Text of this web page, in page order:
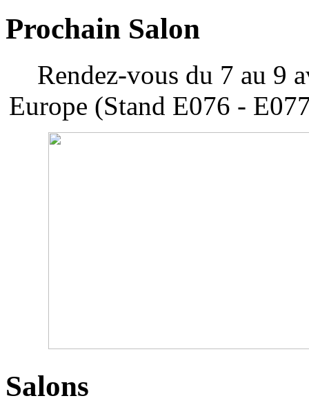
Prochain Salon
Rendez-vous du 7 au 9
Europe (Stand E076 -
Salons